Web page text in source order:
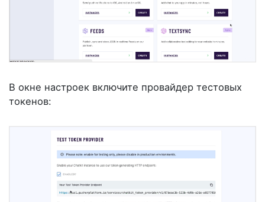
В окне настроек включите провайдер тестовых
токенов: